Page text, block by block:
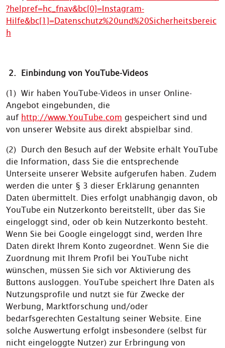
?helpref=hc_fnav&bc[0]=Instagram-
Hilfe&bc[1]=Datenschutz%20und%20Sicherheitsbereic
h
2. Einbindung von YouTube-Videos
(1) Wir haben YouTube-Videos in unser Online-
Angebot eingebunden, die
auf http://www.YouTube.com gespeichert sind und
von unserer Website aus direkt abspielbar sind.
(2) Durch den Besuch auf der Website erhält YouTube
die Information, dass Sie die entsprechende
Unterseite unserer Website aufgerufen haben. Zudem
werden die unter § 3 dieser Erklärung genannten
Daten übermittelt. Dies erfolgt unabhängig davon, ob
YouTube ein Nutzerkonto bereitstellt, über das Sie
eingeloggt sind, oder ob kein Nutzerkonto besteht.
Wenn Sie bei Google eingeloggt sind, werden Ihre
Daten direkt Ihrem Konto zugeordnet. Wenn Sie die
Zuordnung mit Ihrem Profil bei YouTube nicht
wünschen, müssen Sie sich vor Aktivierung des
Buttons ausloggen. YouTube speichert Ihre Daten als
Nutzungsprofile und nutzt sie für Zwecke der
Werbung, Marktforschung und/oder
bedarfsgerechten Gestaltung seiner Website. Eine
solche Auswertung erfolgt insbesondere (selbst für
nicht eingeloggte Nutzer) zur Erbringung von